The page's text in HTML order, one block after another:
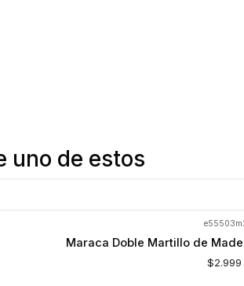
uno de estos
Maraca Doble Martillo de
$2.999